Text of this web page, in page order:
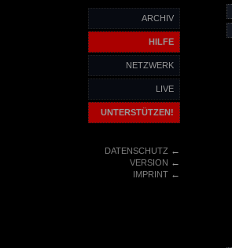
ARCHIV
HILFE
NETZWERK
LIVE
UNTERSTÜTZEN!
DATENSCHUTZ←
VERSION ←
IMPRINT←